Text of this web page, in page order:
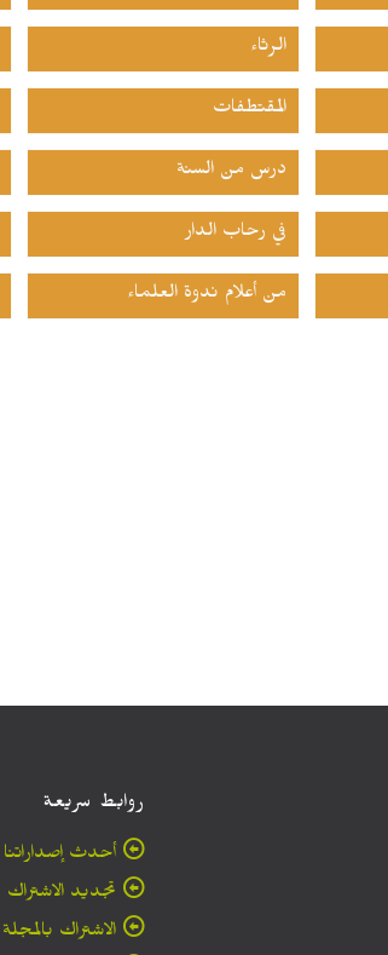
الرثاء
المقتطفات
درس من السنة
في رحاب الدار
من أعلام ندوة العلماء
روابط سريعة
أحدث إصداراتنا
تجديد الاشتراك
الاشتراك بالمجلة